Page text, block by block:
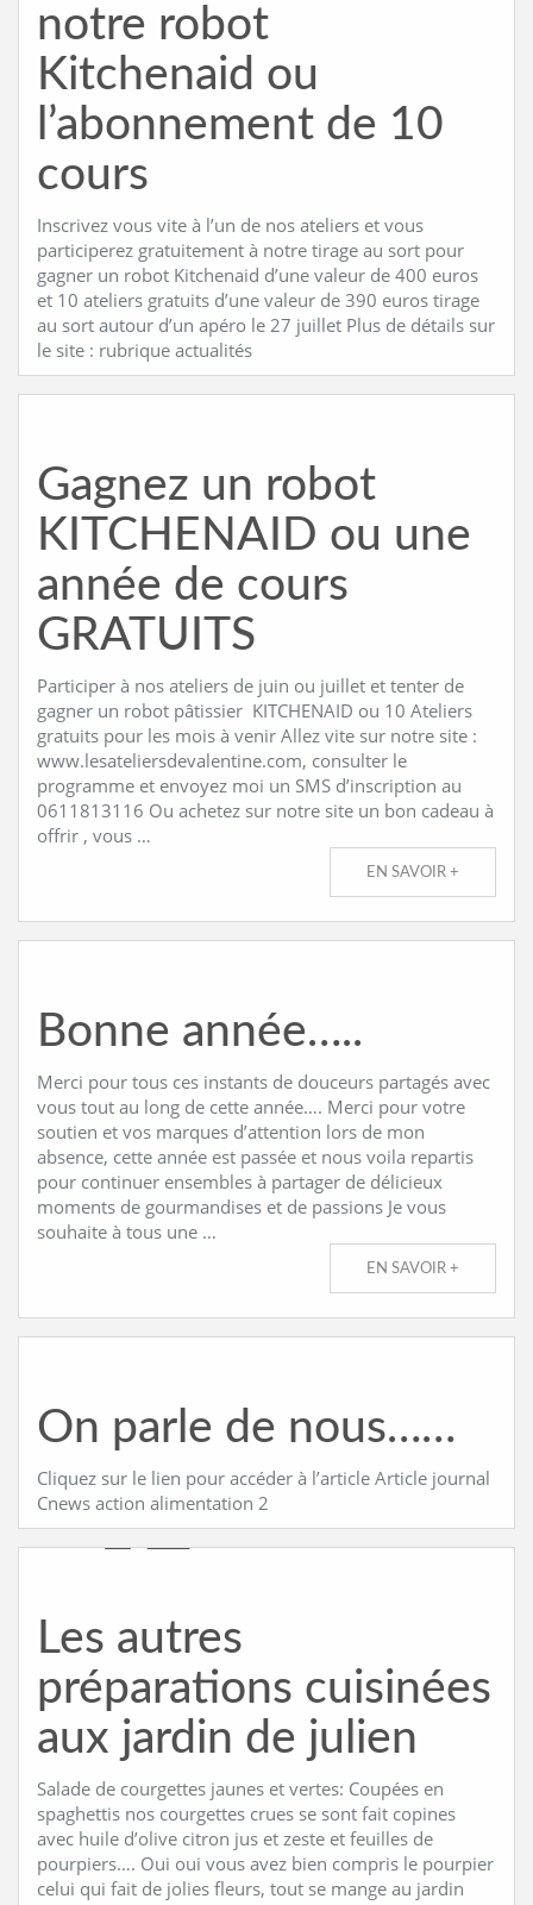
notre robot
Kitchenaid ou
l’abonnement de 10
cours
Inscrivez vous vite à l’un de nos ateliers et vous
participerez gratuitement à notre tirage au sort pour
gagner un robot Kitchenaid d’une valeur de 400 euros
et 10 ateliers gratuits d’une valeur de 390 euros tirage
au sort autour d’un apéro le 27 juillet Plus de détails sur
le site : rubrique actualités
Gagnez un robot
KITCHENAID ou une
année de cours
GRATUITS
Participer à nos ateliers de juin ou juillet et tenter de
gagner un robot pâtissier KITCHENAID ou 10 Ateliers
gratuits pour les mois à venir Allez vite sur notre site :
www.lesateliersdevalentine.com, consulter le
programme et envoyez moi un SMS d’inscription au
0611813116 Ou achetez sur notre site un bon cadeau à
offrir , vous …
EN SAVOIR +
Bonne année…..
Merci pour tous ces instants de douceurs partagés avec
vous tout au long de cette année…. Merci pour votre
soutien et vos marques d’attention lors de mon
absence, cette année est passée et nous voila repartis
pour continuer ensembles à partager de délicieux
moments de gourmandises et de passions Je vous
souhaite à tous une …
EN SAVOIR +
On parle de nous……
Cliquez sur le lien pour accéder à l’article Article journal
Cnews action alimentation 2
Les autres
préparations cuisinées
aux jardin de julien
Salade de courgettes jaunes et vertes: Coupées en
spaghettis nos courgettes crues se sont fait copines
avec huile d’olive citron jus et zeste et feuilles de
pourpiers…. Oui oui vous avez bien compris le pourpier
celui qui fait de jolies fleurs, tout se mange au jardin